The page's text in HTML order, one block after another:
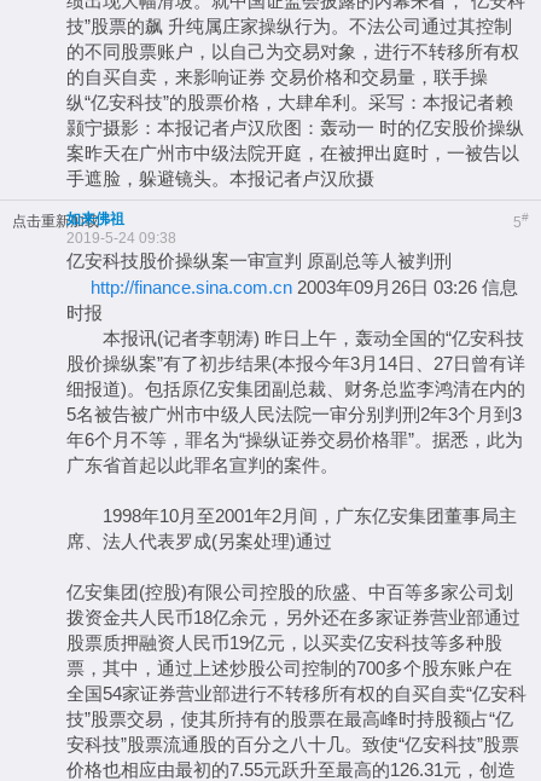
技”股票的飙 升纯属庄家操纵行为。不法公司通过其控制
的不同股票账户，以自己为交易对象，进行不转移所有权
的自买自卖，来影响证券 交易价格和交易量，联手操
纵“亿安科技”的股票价格，大肆牟利。采写：本报记者赖
颢宁摄影：本报记者卢汉欣图：轰动一 时的亿安股价操纵
案昨天在广州市中级法院开庭，在被押出庭时，一被告以
手遮脸，躲避镜头。本报记者卢汉欣摄
点击重新加载 5#
如来佛祖
2019-5-24 09:38
亿安科技股价操纵案一审宣判 原副总等人被判刑
http://finance.sina.com.cn 2003年09月26日 03:26 信息
时报
本报讯(记者李朝涛) 昨日上午，轰动全国的“亿安科技
股价操纵案”有了初步结果(本报今年3月14日、27日曾有详
细报道)。包括原亿安集团副总裁、财务总监李鸿清在内的
5名被告被广州市中级人民法院一审分别判刑2年3个月到3
年6个月不等，罪名为“操纵证券交易价格罪”。据悉，此为
广东省首起以此罪名宣判的案件。
1998年10月至2001年2月间，广东亿安集团董事局主
席、法人代表罗成(另案处理)通过
亿安集团(控股)有限公司控股的欣盛、中百等多家公司划
拨资金共人民币18亿余元，另外还在多家证券营业部通过
股票质押融资人民币19亿元，以买卖亿安科技等多种股
票，其中，通过上述炒股公司控制的700多个股东账户在
全国54家证券营业部进行不转移所有权的自买自卖“亿安科
技”股票交易，使其所持有的股票在最高峰时持股额占“亿
安科技”股票流通股的百分之八十几。致使“亿安科技”股票
价格也相应由最初的7.55元跃升至最高的126.31元，创造